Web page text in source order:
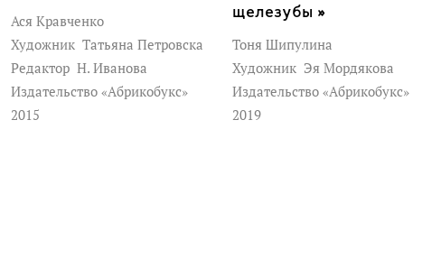
Ася Кравченко
Художник Татьяна Петровска
Редактор Н. Иванова
Издательство «Абрикобукс»
2015
щелезубы »
Тоня Шипулина
Художник Эя Мордякова
Издательство «Абрикобукс»
2019